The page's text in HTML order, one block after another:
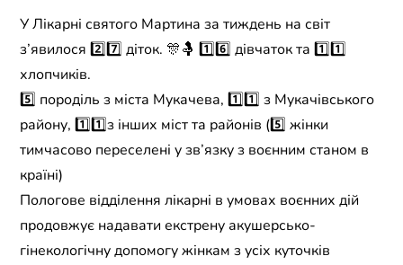
У Лікарні святого Мартина за тиждень на світ
з’явилося 2️⃣7️⃣ діток. 🎊🤱 1️⃣6️⃣ дівчаток та 1️⃣1️⃣
хлопчиків.
5️⃣ породіль з міста Мукачева, 1️⃣1️⃣ з Мукачівського
району, 1️⃣1️⃣з інших міст та районів (5️⃣ жінки
тимчасово переселені у зв’язку з воєнним станом в
країні)
Пологове відділення лікарні в умовах воєнних дій
продовжує надавати екстрену акушерсько-
гінекологiчну допомогу жінкам з усіх куточків